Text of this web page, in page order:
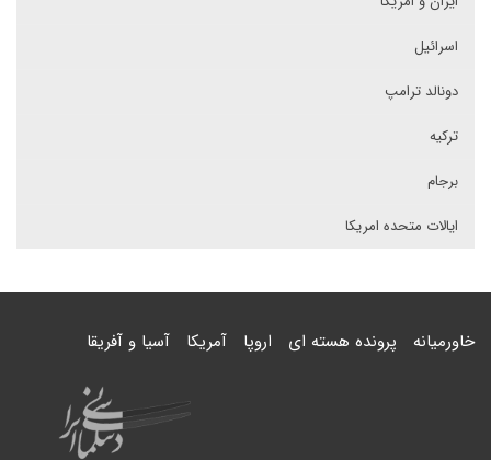
اسرائیل
دونالد ترامپ
ترکیه
برجام
ایالات متحده امریکا
خاورمیانه پرونده هسته ای اروپا آمریکا آسیا و آفریقا